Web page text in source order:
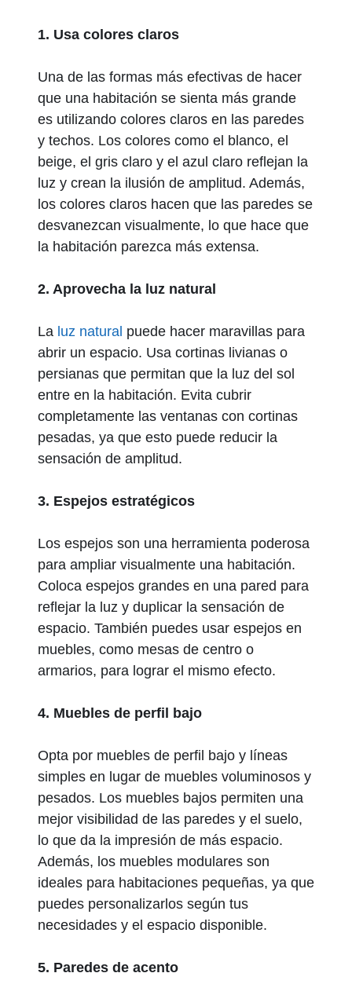
1. Usa colores claros
Una de las formas más efectivas de hacer
que una habitación se sienta más grande
es utilizando colores claros en las paredes
y techos. Los colores como el blanco, el
beige, el gris claro y el azul claro reflejan la
luz y crean la ilusión de amplitud. Además,
los colores claros hacen que las paredes se
desvanezcan visualmente, lo que hace que
la habitación parezca más extensa.
2. Aprovecha la luz natural
La luz natural puede hacer maravillas para
abrir un espacio. Usa cortinas livianas o
persianas que permitan que la luz del sol
entre en la habitación. Evita cubrir
completamente las ventanas con cortinas
pesadas, ya que esto puede reducir la
sensación de amplitud.
3. Espejos estratégicos
Los espejos son una herramienta poderosa
para ampliar visualmente una habitación.
Coloca espejos grandes en una pared para
reflejar la luz y duplicar la sensación de
espacio. También puedes usar espejos en
muebles, como mesas de centro o
armarios, para lograr el mismo efecto.
4. Muebles de perfil bajo
Opta por muebles de perfil bajo y líneas
simples en lugar de muebles voluminosos y
pesados. Los muebles bajos permiten una
mejor visibilidad de las paredes y el suelo,
lo que da la impresión de más espacio.
Además, los muebles modulares son
ideales para habitaciones pequeñas, ya que
puedes personalizarlos según tus
necesidades y el espacio disponible.
5. Paredes de acento